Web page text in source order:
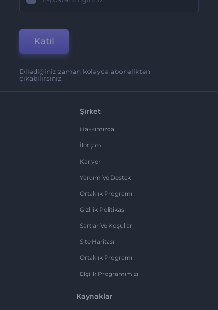
Katıl
Dilediğiniz zaman kolayca abonelikten
çıkabilirsiniz.
Şirket
Hakkımızda
İletişim
Kariyer
Yardım Ve Destek
Ortaklık Programı
Gizlilik Politikası
Şartlar Ve Koşullar
Site Haritası
Ortaklık Programı
Elçilik Programımızı
Kaynaklar